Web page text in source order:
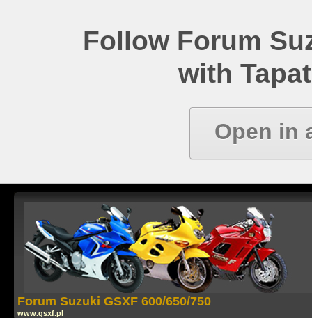
Follow Forum
with
Open in
Forum Suzuki GSXF 600/650/750
www.gsxf.pl